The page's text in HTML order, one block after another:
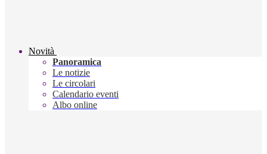
Novità
Panoramica
Le notizie
Le circolari
Calendario eventi
Albo online